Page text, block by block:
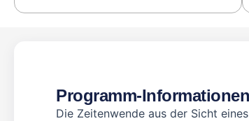
Programm-Informationen
Die Zeitenwende aus der Sicht